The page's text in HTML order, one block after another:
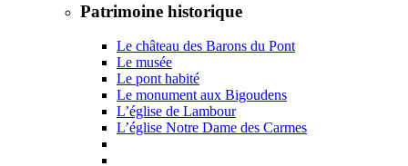
Patrimoine historique
Le château des Barons du Pont
Le musée
Le pont habité
Le monument aux Bigoudens
L’église de Lambour
L’église Notre Dame des Carmes